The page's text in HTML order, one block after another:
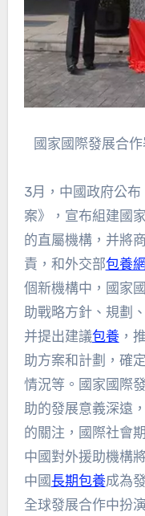
國家國際發展合
3月，中國政府公
案》，宣布組建國
的直屬機構，并將
責，和外交部包養網
個新機構中，國家
助戰略方針、規劃
并提出建議包養，
助方案和計劃，確
情況等。國家國際
助的發展意義深遠
的關注，國際社會
中國對外援助機構
中國長期包養成為
全球發展合作中扮